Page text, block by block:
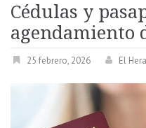
Cédulas y
agendamiento
25 febrero, 2026 El